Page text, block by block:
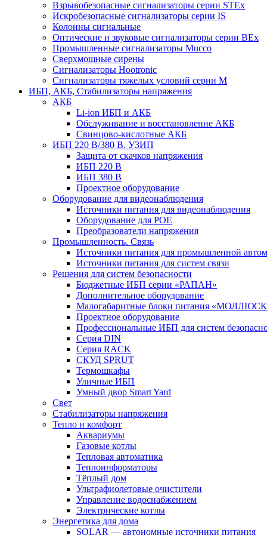
Взрывобезопасные сигнализаторы серии STEx
Искробезопасные сигнализаторы серии IS
Колонны сигнальные
Оптические и звуковые сигнализаторы серии BEx
Промышленные сигнализаторы Mucco
Сверхмощные сирены
Сигнализаторы Hootronic
Сигнализаторы тяжелых условий серии M
ИБП, АКБ, Стабилизаторы напряжения
АКБ
Li-ion ИБП и АКБ
Обслуживание и восстановление АКБ
Свинцово-кислотные АКБ
ИБП 220 В/380 В. УЗИП
Защита от скачков напряжения
ИБП 220 В
ИБП 380 В
Проектное оборудование
Оборудование для видеонаблюдения
Источники питания для видеонаблюдения
Оборудование для POE
Преобразователи напряжения
Промышленность. Связь
Источники питания для промышленной
Источники питания для систем связи
Решения для систем безопасности
Бюджетные ИБП серии «РАПАН»
Дополнительное оборудование
Малогабаритные блоки питания
Проектное оборудование
Профессиональные ИБП для систем
Серия DIN
Серия RACK
СКУД SPRUT
Термошкафы
Уличные ИБП
Умный двор Smart Yard
Свет
Стабилизаторы напряжения
Тепло и комфорт
Аквариумы
Газовые котлы
Тепловая автоматика
Теплоинформаторы
Тёплый дом
Ультрафиолетовые очистители
Управление водоснабжением
Электрические котлы
Энергетика для дома
SOLAR — автономные источники питания